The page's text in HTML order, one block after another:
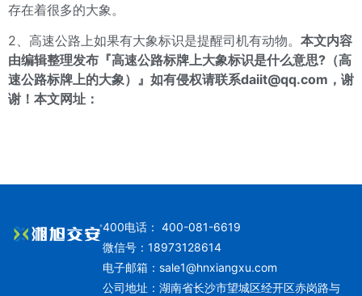
存在着很多的大象。
2、高速公路上如果有大象标识是提醒司机有动物。 本文内容
由编辑整理发布『高速公路标牌上大象标识是什么意思?（高
速公路标牌上的大象）』如有侵权请联系daiit@qq.com，谢
谢！ 本文网址：
400电话： 400-081-6619
微信号：18973128614
电子邮箱： sale1@hnxiangxu.com
公司地址：湖南省长沙市望城区经开区赤岗路与